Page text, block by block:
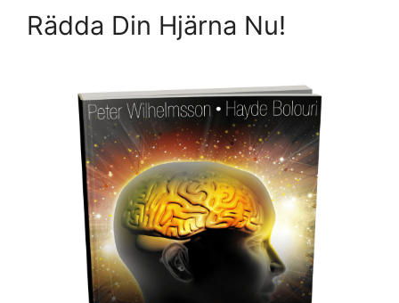
Rädda Din Hjärna Nu!